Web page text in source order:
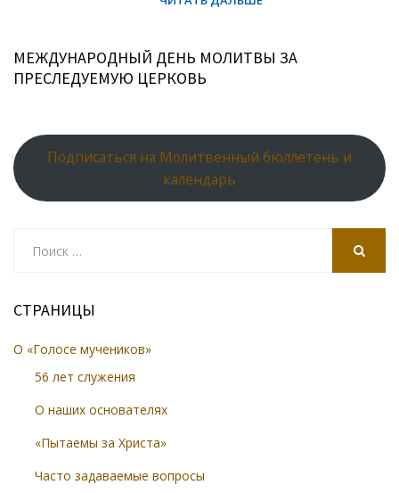
МЕЖДУНАРОДНЫЙ ДЕНЬ МОЛИТВЫ ЗА
ПРЕСЛЕДУЕМУЮ ЦЕРКОВЬ
Подписаться на Молитвенный бюллетень и
календарь
СТРАНИЦЫ
О «Голосе мучеников»
56 лет служения
О наших основателях
«Пытаемы за Христа»
Часто задаваемые вопросы